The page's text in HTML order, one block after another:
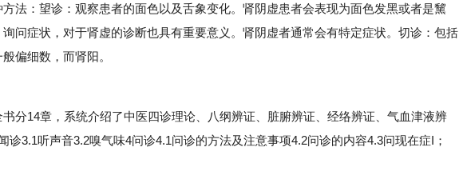
：望诊：观察患者的面色以及舌象变化。肾阴虚患者会表现为面色发黑或者是黧
问症状，对于肾虚的诊断也具有重要意义。肾阴虚者通常会有特定症状。切诊：包括
偏细数，而肾阳。
14章，系统介绍了中医四诊理论、八纲辨证、脏腑辨证、经络辨证、气血津液辨
诊3.1听声音3.2嗅气味4问诊4.1问诊的方法及注意事项4.2问诊的内容4.3问现在症I；